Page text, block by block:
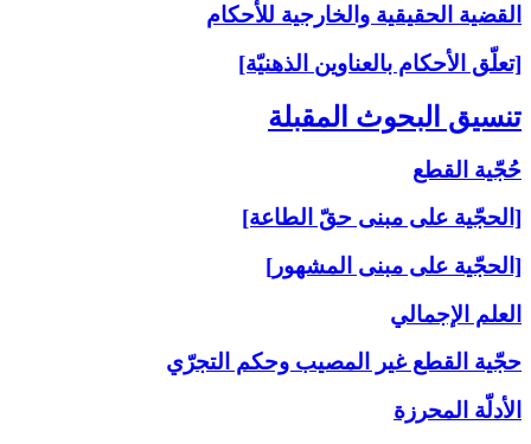
القضية الحقيقية والخارجية للأحكام
[تعلّق الأحكام بالعناوين الذهنيّة]
تنسيق البحوث المقبلة
حُجّية القطع
[الحجّية على مبنى حقّ الطاعة]
[الحجّية على مبنى المشهور]
العلم الإجمالي
حجّية القطع غير المصيب وحكم التجرّي
الأدلّة المحرزة